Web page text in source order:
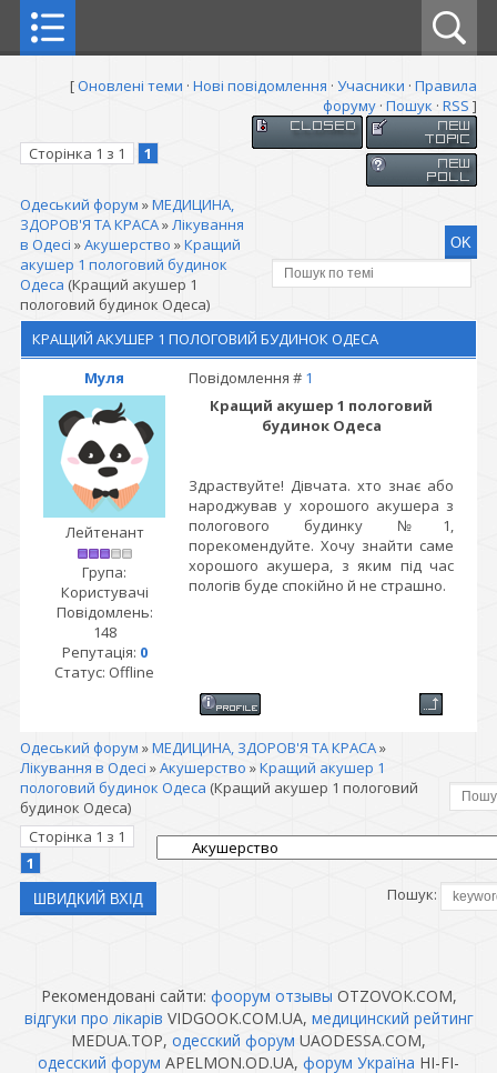
[Оновлені теми · Нові повідомлення · Учасники · Правила
форуму · Пошук · RSS ]
Сторінка 1 з 1 1
Одеський форум »МЕДИЦИНА,
ЗДОРОВ'Я ТА КРАСА»Лікування
в Одесі »Акушерство »Кращий
акушер 1 пологовий будинок
Одеса (Кращий акушер 1
пологовий будинок Одеса)
КРАЩИЙ АКУШЕР 1 ПОЛОГОВИЙ БУДИНОК ОДЕСА
Муля
Повідомлення # 1
Лейтенант
Група:
Користувачі
Повідомлень:
148
Репутація: 0
Статус: Offline
Кращий акушер 1 пологовий
будинок Одеса
Здраствуйте! Дівчата. хто знає або
народжував у хорошого акушера з
пологового будинку №1,
порекомендуйте. Хочу знайти саме
хорошого акушера, з яким під час
пологів буде спокійно й не страшно.
Одеський форум »МЕДИЦИНА, ЗДОРОВ'Я ТА КРАСА»
Лікування в Одесі »Акушерство »Кращий акушер 1
пологовий будинок Одеса (Кращий акушер 1 пологовий
будинок Одеса)
Сторінка 1 з 1
1
Пошук:
Рекомендовані сайти: фоорум отзывы OTZOVOK.COM,
відгуки про лікарів VIDGOOK.COM.UA, медицинский рейтинг
MEDUA.TOP, одесский форум UAODESSA.COM,
одесский форум APELMON.OD.UA, форум Україна HI-FI-